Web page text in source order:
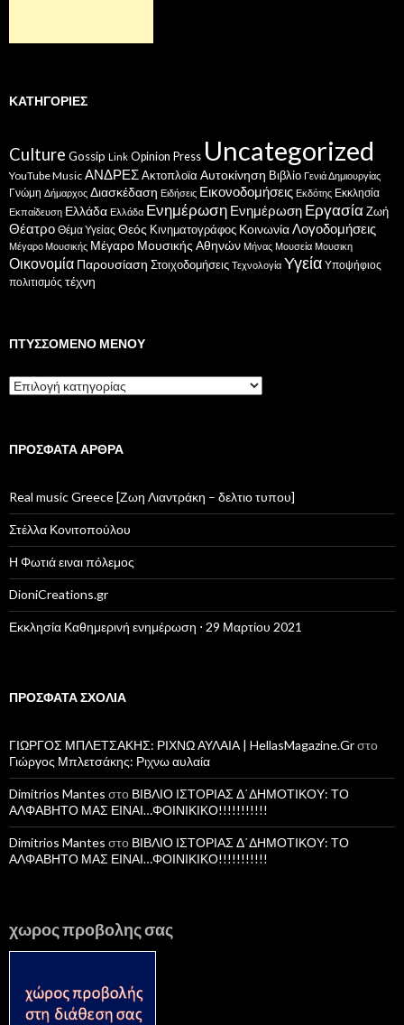
ΚΑΤΗΓΟΡΊΕΣ
Culture Gossip Link Opinion Press Uncategorized
YouTube Music ΑΝΔΡΕΣΑκτοπλοϊα Αυτοκίνηση Βιβλίο Γενιά Δημιουργίας
Γνώμη Δήμαρχος Διασκέδαση Ειδήσεις Εικονοδομήσεις Εκδότης Εκκλησία
Εκπαίδευση Ελλάδα Ελλάδα Ενημέρωση Ενημέρωση ΕργασίαΖωή
Θέατρο Θέμα Υγείας Θεός Κινηματογράφος ΚοινωνίαΛογοδομήσεις
Μέγαρο Μουσικής Μέγαρο Μουσικής Αθηνών Μήνας Μουσεία Μουσικη
Οικονομία Παρουσίαση Στοιχοδομήσεις Τεχνολογία Υγεία Υποψήφιος
πολιτισμός τέχνη
ΠΤΥΣΣΌΜΕΝΟ ΜΕΝΟΎ
Πτυσσόμενο
μενού
ΠΡΌΣΦΑΤΑ ΆΡΘΡΑ
Real music Greece [Ζωη Λιαντράκη – δελτιο τυπου]
Στέλλα Κονιτοπούλου
Η Φωτιά ειναι πόλεμος
DioniCreations.gr
Εκκλησία Καθημερινή ενημέρωση ⋅ 29 Μαρτίου 2021
ΠΡΌΣΦΑΤΑ ΣΧΌΛΙΑ
ΓΙΩΡΓΟΣ ΜΠΛΕΤΣΑΚΗΣ: ΡΙΧΝΩ ΑΥΛΑΙΑ | HellasMagazine.Grστο
Γιώργος Μπλετσάκης: Ριχνω αυλαία
Dimitrios Mantes στο ΒΙΒΛΙΟ ΙΣΤΟΡΙΑΣ Δ΄ΔΗΜΟΤΙΚΟΥ: ΤΟ
ΑΛΦΑΒΗΤΟ ΜΑΣ ΕΙΝΑΙ…ΦΟΙΝΙΚΙΚΟ!!!!!!!!!!!
Dimitrios Mantes στο ΒΙΒΛΙΟ ΙΣΤΟΡΙΑΣ Δ΄ΔΗΜΟΤΙΚΟΥ: ΤΟ
ΑΛΦΑΒΗΤΟ ΜΑΣ ΕΙΝΑΙ…ΦΟΙΝΙΚΙΚΟ!!!!!!!!!!!
χωρος προβολης σας